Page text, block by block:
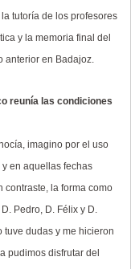
tutoría de los profesores
y la memoria final del
anterior en Badajoz.
reunía las condiciones
imagino por el uso
y en aquellas fechas
contraste, la forma como
Pedro, D. Félix y D.
dudas y me hicieron
pudimos disfrutar del